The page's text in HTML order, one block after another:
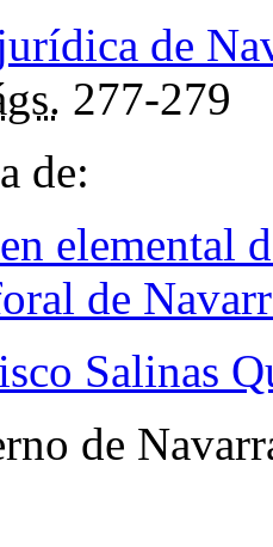
de
277-279
de:
elemental
de
Salinas
de